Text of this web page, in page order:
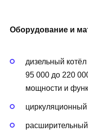
Оборудование и
дизельный
95 000 до 220
мощности и